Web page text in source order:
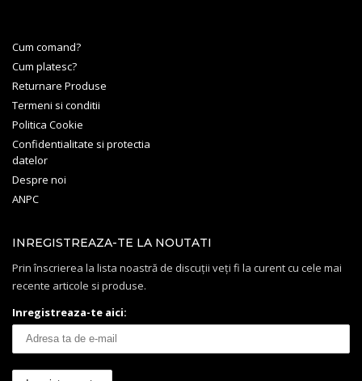
Cum comand?
Cum platesc?
Returnare Produse
Termeni si conditii
Politica Cookie
Confidentialitate si protectia
datelor
Despre noi
ANPC
INREGISTREAZA-TE LA NOUTATI
Prin înscrierea la lista noastră de discuții veți fi la curent cu cele mai
recente articole si produse.
Inregistreaza-te aici: